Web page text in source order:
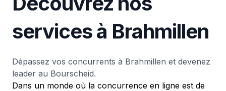
services à Brahmillen
Dépassez vos concurrents à Brahmillen et devenez
leader au Bourscheid.
Dans un monde où la concurrence en ligne est de